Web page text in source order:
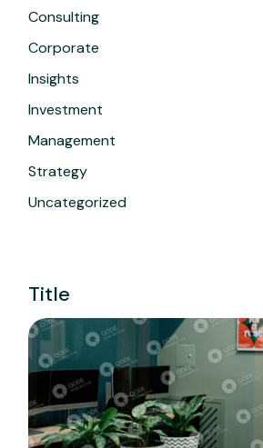
Consulting
Corporate
Insights
Investment
Management
Strategy
Uncategorized
Title